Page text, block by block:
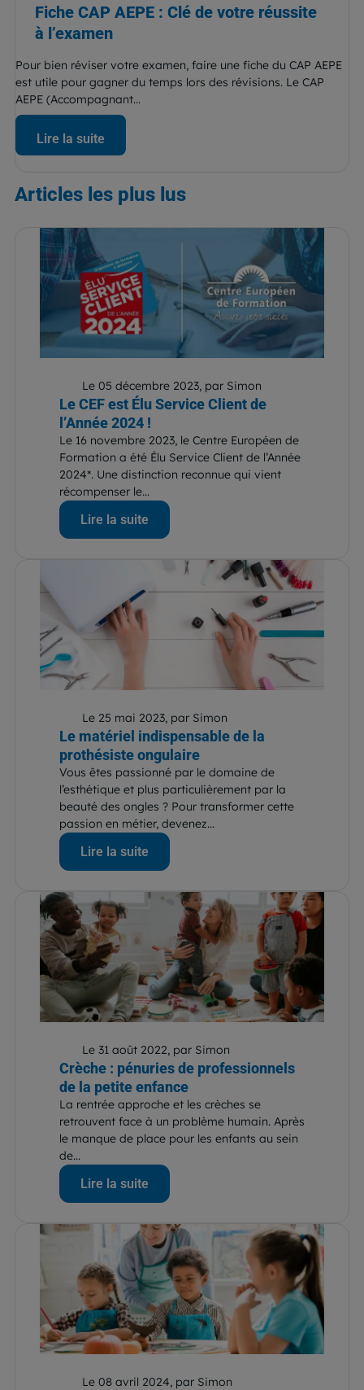
Fiche CAP AEPE : Clé de votre réussite
à l’examen
Pour bien réviser votre examen, faire une fiche du CAP AEPE
est utile pour gagner du temps lors des révisions. Le CAP
AEPE (Accompagnant...
Lire la suite
Articles les plus lus
Le 05 décembre 2023, par Simon
Le CEF est Élu Service Client de
l’Année 2024 !
Le 16 novembre 2023, le Centre Européen de
Formation a été Élu Service Client de l’Année
2024*. Une distinction reconnue qui vient
récompenser le...
Lire la suite
Le 25 mai 2023, par Simon
Le matériel indispensable de la
prothésiste ongulaire
Vous êtes passionné par le domaine de
l’esthétique et plus particulièrement par la
beauté des ongles ? Pour transformer cette
passion en métier, devenez...
Lire la suite
Le 31 août 2022, par Simon
Crèche : pénuries de professionnels
de la petite enfance
La rentrée approche et les crèches se
retrouvent face à un problème humain. Après
le manque de place pour les enfants au sein
de...
Lire la suite
Le 08 avril 2024, par Simon